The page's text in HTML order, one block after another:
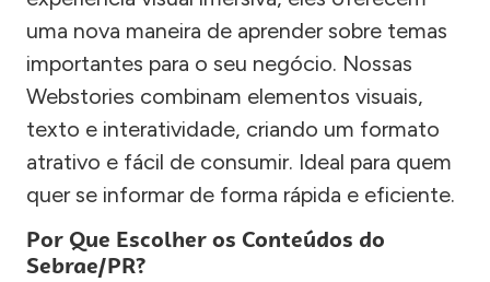
uma nova maneira de aprender sobre temas
importantes para o seu negócio. Nossas
Webstories combinam elementos visuais,
texto e interatividade, criando um formato
atrativo e fácil de consumir. Ideal para quem
quer se informar de forma rápida e eficiente.
Por Que Escolher os Conteúdos do
Sebrae/PR?